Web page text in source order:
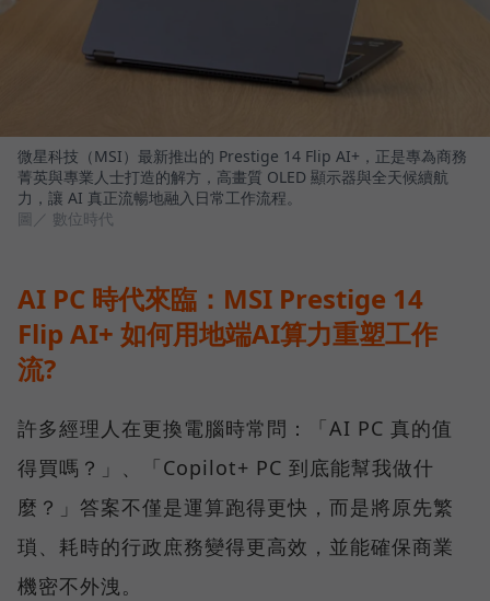
微星科技（MSI）最新推出的 Prestige 14 Flip AI+，正是專為商務
菁英與專業人士打造的解方，高畫質 OLED 顯示器與全天候續航
力，讓 AI 真正流暢地融入日常工作流程。
圖／ 數位時代
AI PC 時代來臨：MSI Prestige 14
Flip AI+ 如何用地端AI算力重塑工作
流?
許多經理人在更換電腦時常問：「AI PC 真的值
得買嗎？」、「Copilot+ PC 到底能幫我做什
麼？」答案不僅是運算跑得更快，而是將原先繁
瑣、耗時的行政庶務變得更高效，並能確保商業
機密不外洩。